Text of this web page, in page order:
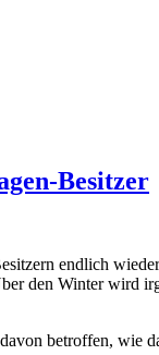
Besitzer
endlich
den Winter wird
betroffen, wie